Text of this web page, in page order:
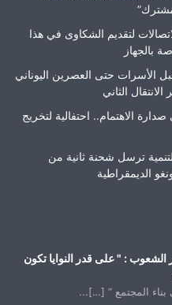
لتقديم الشكاوى في هذا
بالجهاز
الأسرات حتى العصرين اليوناني
الثاني
الاهتمام.. احتفالية لتخريج
ترسل شحنة ثانية من
الديمقراطية
: " على قدر النوايا تكون
المجتمع “ […]...